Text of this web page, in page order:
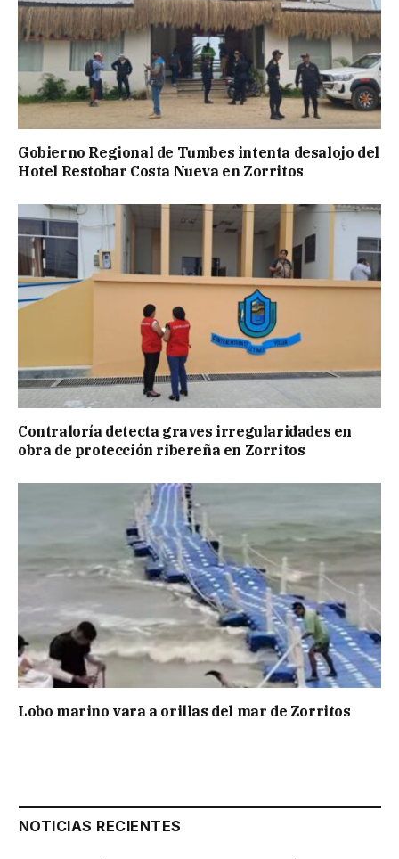
Gobierno Regional de Tumbes intenta desalojo del
Hotel Restobar Costa Nueva en Zorritos
Contraloría detecta graves irregularidades en
obra de protección ribereña en Zorritos
Lobo marino vara a orillas del mar de Zorritos
NOTICIAS RECIENTES